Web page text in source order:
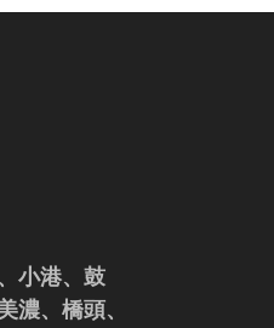
小港、鼓
濃、橋頭、